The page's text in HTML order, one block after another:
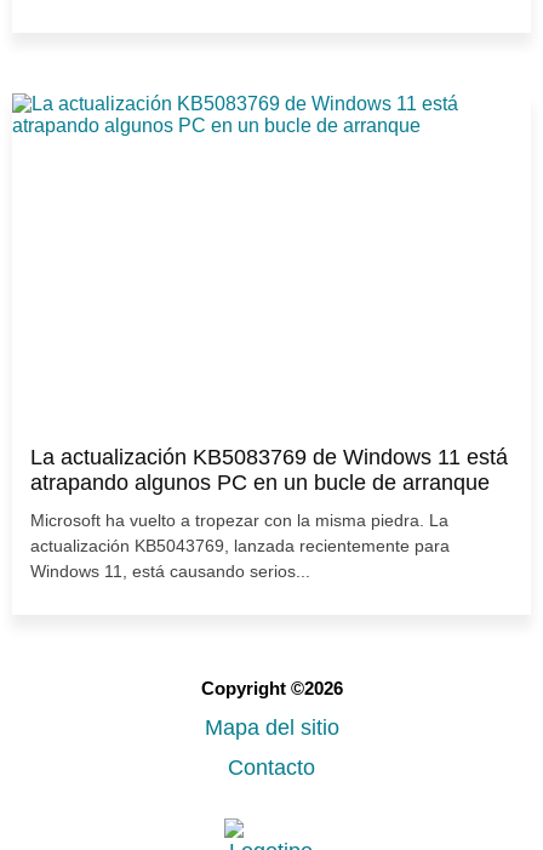
La actualización KB5083769 de Windows 11 está
atrapando algunos PC en un bucle de arranque
Microsoft ha vuelto a tropezar con la misma piedra. La
actualización KB5043769, lanzada recientemente para
Windows 11, está causando serios...
Copyright ©2026
Mapa del sitio
Contacto